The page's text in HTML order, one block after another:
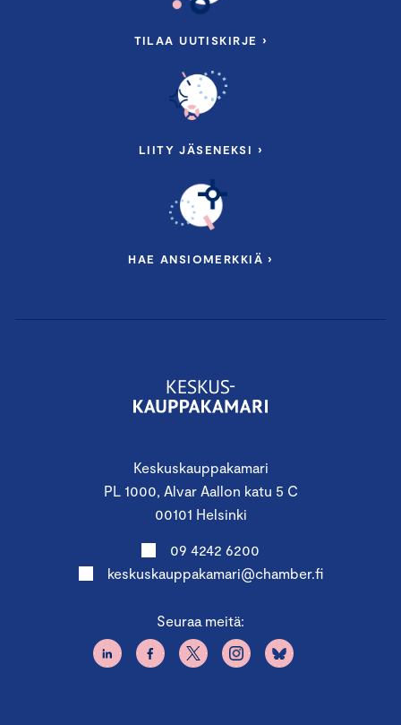
Keskuskauppakamari
PL 1000, Alvar Aallon katu 5 C
00101 Helsinki
09 4242 6200
keskuskauppakamari@chamber.fi
Seuraa meitä:
TILAA UUTISKIRJE ›
LIITY JÄSENEKSI ›
HAE ANSIOMERKKIÄ ›